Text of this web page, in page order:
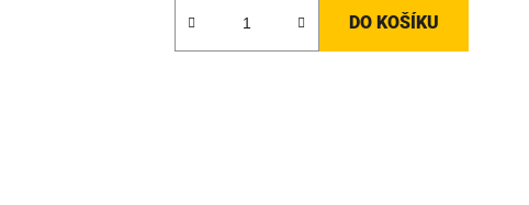
DO KOŠÍKU